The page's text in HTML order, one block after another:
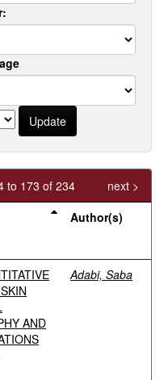
to 173 of 234
next >
Author(s)
AND
Adabi, Saba